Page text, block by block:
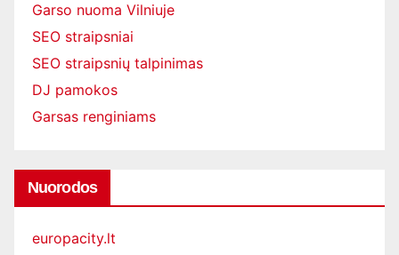
Garso nuoma Vilniuje
SEO straipsniai
SEO straipsnių talpinimas
DJ pamokos
Garsas renginiams
Nuorodos
europacity.lt